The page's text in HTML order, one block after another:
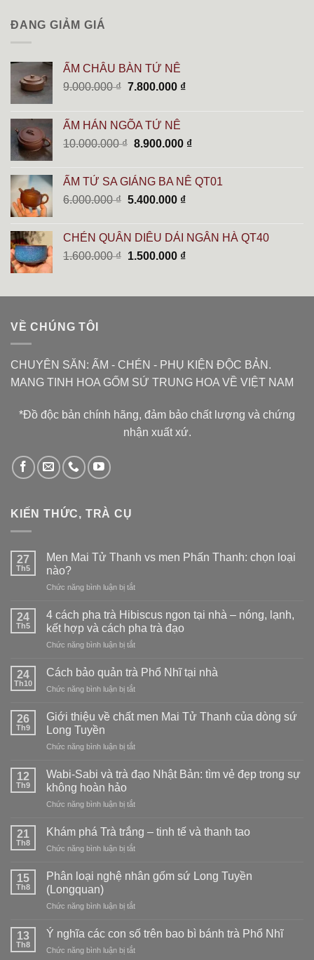
ĐANG GIẢM GIÁ
ẤM CHÂU BÀN TỬ NÊ
9.000.000₫ Giá
9.000.000 ₫.
7.800.000 ₫Giá
7.800.000 ₫.
ẤM HÁN NGÕA TỬ NÊ
10.000.000₫ Giá
là:
10.000.000 ₫.
8.900.000 ₫Giá
là:
ẤM TỬ SA GIÁNG BA NÊ QT01
6.000.000₫ Giá
6.000.000 ₫.
5.400.000 ₫Giá
là:
5.400.000 ₫.
CHÉN QUÂN DIÊU DẢI NGÂN HÀ QT40
1.600.000₫ Giá
1.600.000 ₫.
1.500.000 ₫Giá
là:
VỀ CHÚNG TÔI
CHUYÊN SĂN: ẤM - CHÉN - PHỤ KIỆN ĐỘC BẢN.
MANG TINH HOA GỐM SỨ TRUNG HOA VỀ VIỆT NAM
*Đồ độc bản chính hãng, đảm bảo chất lượng và chứng
nhận xuất xứ.
KIẾN THỨC, TRÀ CỤ
27
Th5
Men Mai Tử Thanh vs men Phấn Thanh: chọn loại
nào?
Chức năng bình luận bị tắtở
Mai
Tử
Thanh
vs
Phấn
chọn
nào?
24
Th5
4 cách pha trà Hibiscus ngon tại nhà – nóng, lạnh,
kết hợp và cách pha trà đạo
Chức năng bình luận bị tắtở
cách
trà
ngon
–
lạnh,
pha
trà
24
Th10
Cách bảo quản trà Phổ Nhĩ tại nhà
Chức năng bình luận bị tắtở
Phổ
tại
26
Th9
Giới thiệu về chất men Mai Tử Thanh của dòng sứ
Long Tuyền
Chức năng bình luận bị tắtở
thiệu
về
men
Tử
của
sứ
12
Th9
Wabi-Sabi và trà đạo Nhật Bản: tìm vẻ đẹp trong sự
không hoàn hảo
Chức năng bình luận bị tắtở
và
trà
Nhật
vẻ
trong
21
Th8
Khám phá Trà trắng – tinh tế và thanh tao
Chức năng bình luận bị tắtở
phá
–
tế
thanh
15
Th8
Phân loại nghệ nhân gốm sứ Long Tuyền
(Longquan)
Chức năng bình luận bị tắtở
loại
nhân
13
Th8
Ý nghĩa các con số trên bao bì bánh trà Phổ Nhĩ
Chức năng bình luận bị tắtở